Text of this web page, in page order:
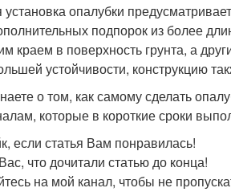
опалубки
подпорок из более
краем в поверхность грунта, а
устойчивости, конструкцию
о том, как самому сделать
которые в короткие сроки
если статья Вам понравилась!
что дочитали статью до конца!
на мой канал, чтобы не